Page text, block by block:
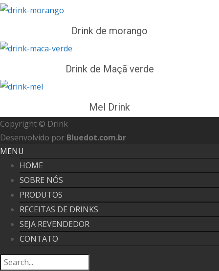
Drink de morango
Drink de Maçã verde
Mel Drink
Copyright © Drink
Desenvolvido por Bluedot.com.br
MENU
HOME
SOBRE NÓS
PRODUTOS
RECEITAS DE DRINKS
SEJA REVENDEDOR
CONTATO